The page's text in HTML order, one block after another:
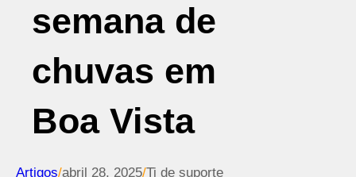
semana de
chuvas em
Boa Vista
Artigos/abril 28, 2025/Ti de suporte